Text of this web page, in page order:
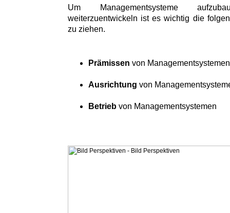
Um Managementsysteme
weiterzuentwickeln ist es wichtig die
zu ziehen.
Prämissen von Managementsystemen
Ausrichtung von
Betrieb von Managementsystemen